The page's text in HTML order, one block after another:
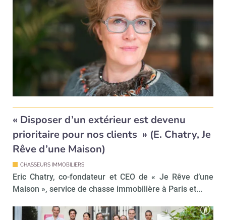
« Disposer d’un extérieur est devenu
prioritaire pour nos clients » (E. Chatry, Je
Rêve d’une Maison)
CHASSEURS IMMOBILIERS
Eric Chatry, co-fondateur et CEO de « Je Rêve d’une
Maison », service de chasse immobilière à Paris et...